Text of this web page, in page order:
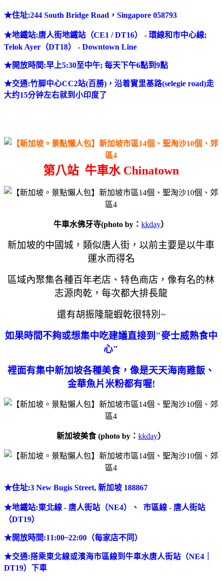
★住址:244 South Bridge Road，Singapore 058793
★地鐵站:唐人街地鐵站（CE1 / DT16） - 環線和市中心線;
Telok Ayer（DT18） - Downtown Line
★開放時間:早上5:30至中午; 每天下午6點到9點
★交通:竹脚中心CC2站(百勝)，沿着實里基路(selegie road)走
大约15分钟左右就到小印度了
第八站 牛車水 Chinatown
牛車水佛牙寺(photo by： kkday）
新加坡的中國城，類似唐人街，以前主要是以牛車
運水而得名
區域內聚集各種百年老店、特色商店，像有名的林
志源肉乾，每次都大排長龍
還有胡振隆龍蝦乾很特別~
如果時間不夠或想集中吃建議直接到"麥士威熟食中
心"
裡面有集中新加坡各種美食， 像是天天海南雞飯、
金華魚片米粉都有喔!
新加坡美食 (photo by： kkday）
★住址:3 New Bugis Street, 新加坡 188867
★地鐵站:東北線 - 唐人街站（NE4）、
市區線 - 唐人街站
（DT19）
★開放時間:11:00~22:00（每家店不同）
★交通:搭乘東北線或濱海市區線到牛車水唐人街站（NE4｜
DT19）下車